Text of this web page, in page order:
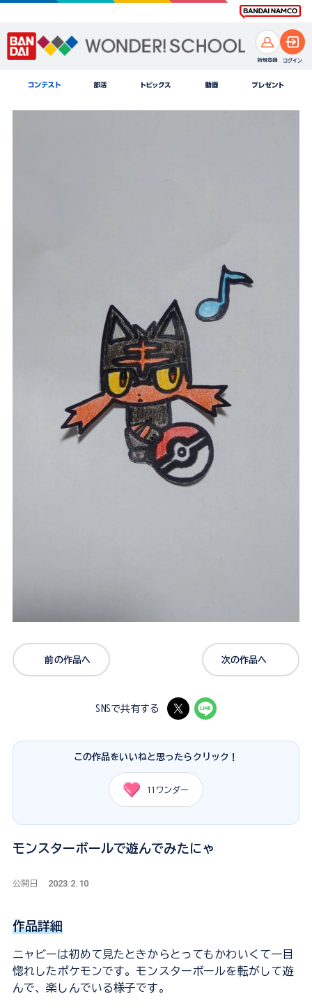
前の作品へ 次の作品へ
SNSで共有する
この作品をいいねと思ったらクリック！
11 ワンダー
モンスターボールで遊んでみたにゃ
公開日 2023.2.10
作品詳細
ニャビーは初めて見たときからとってもかわいくて一目
惚れしたポケモンです。モンスターボールを転がして遊
んで、楽しんでいる様子です。